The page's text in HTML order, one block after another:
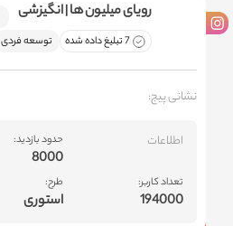
رویای میلیون ها | انگیزشی
7 تبلیغ داده شده توسعه فردی
نشانی پیج:
اطلاعات
تعداد کاربر:
194000
حدود بازدید:
8000
طرح:
استوری